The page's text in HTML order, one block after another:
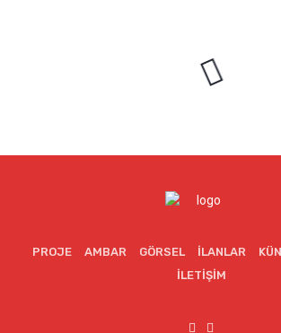
PROJE AMBAR GÖRSEL İLANLAR
İLETIŞIM